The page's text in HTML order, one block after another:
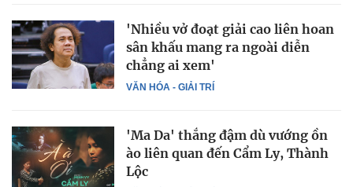
VĂN HÓA - GIẢI TRÍ
'Nhiều vở đoạt giải cao liên hoan
sân khấu mang ra ngoài diễn
chẳng ai xem'
'Ma Da' thắng đậm dù vướng ồn
ào liên quan đến Cẩm Ly, Thành
Lộc